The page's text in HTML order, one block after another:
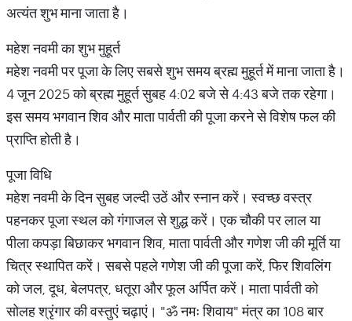
अत्यंत शुभ माना जाता है।
महेश नवमी का शुभ मुहूर्त
महेश नवमी पर पूजा के लिए सबसे शुभ समय ब्रह्म मुहूर्त में माना जाता है।
4 जून 2025 को ब्रह्म मुहूर्त सुबह 4:02 बजे से 4:43 बजे तक रहेगा।
इस समय भगवान शिव और माता पार्वती की पूजा करने से विशेष फल की
प्राप्ति होती है।
पूजा विधि
महेश नवमी के दिन सुबह जल्दी उठें और स्नान करें। स्वच्छ वस्त्र
पहनकर पूजा स्थल को गंगाजल से शुद्ध करें। एक चौकी पर लाल या
पीला कपड़ा बिछाकर भगवान शिव, माता पार्वती और गणेश जी की मूर्ति या
चित्र स्थापित करें। सबसे पहले गणेश जी की पूजा करें, फिर शिवलिंग
को जल, दूध, बेलपत्र, धतूरा और फूल अर्पित करें। माता पार्वती को
सोलह श्रृंगार की वस्तुएं चढ़ाएं। "ॐ नमः शिवाय" मंत्र का 108 बार